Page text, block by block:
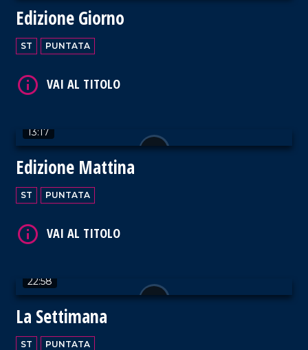
Edizione Giorno
ST PUNTATA
13:17
Edizione Mattina
ST PUNTATA
22:58
La Settimana
ST PUNTATA
VAI AL TITOLO
VAI AL TITOLO
VAI AL TITOLO